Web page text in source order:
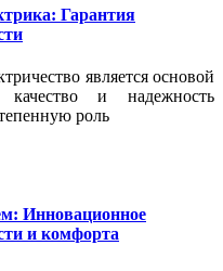
Гарантия
является основой
и надежность
роль
Инновационное
и комфорта